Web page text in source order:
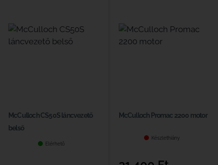
McCulloch CS50S láncvezető
belső
Elérhető
McCulloch Promac 2200 motor
Készlethiány